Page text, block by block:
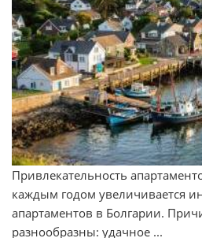
Привлекательность
каждым годом увеличивается
апартаментов в Болгарии.
разнообразны: удачное ...